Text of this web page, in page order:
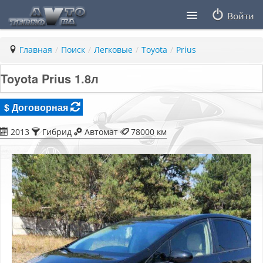
Войти
Статьи
ПДД ПМР
Главная / Поиск / Легковые / Toyota / Prius
Toyota Prius 1.8л
$ Договорная
2013 Гибрид Автомат 78000 км